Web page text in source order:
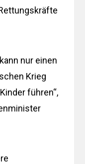
nur einen
Krieg
führen“,